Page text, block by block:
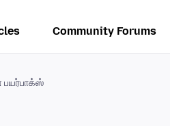
Community Forums